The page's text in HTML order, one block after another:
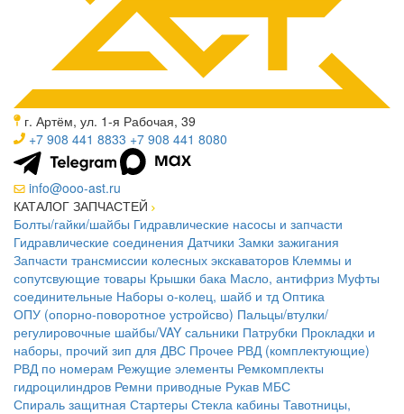
г. Артём, ул. 1-я Рабочая, 39
+7 908 441 8833 +7 908 441 8080
info@ooo-ast.ru
КАТАЛОГ ЗАПЧАСТЕЙ
Болты/гайки/шайбы Гидравлические насосы и запчасти
Гидравлические соединения Датчики Замки зажигания
Запчасти трансмиссии колесных экскаваторов Клеммы и
сопутсвующие товары Крышки бака Масло, антифриз Муфты
соединительные Наборы о-колец, шайб и тд Оптика
ОПУ (опорно-поворотное устройсво) Пальцы/втулки/
регулировочные шайбы/VAY сальники Патрубки Прокладки и
наборы, прочий зип для ДВС Прочее РВД (комплектующие)
РВД по номерам Режущие элементы Ремкомплекты
гидроцилиндров Ремни приводные Рукав МБС
Спираль защитная Стартеры Стекла кабины Тавотницы,